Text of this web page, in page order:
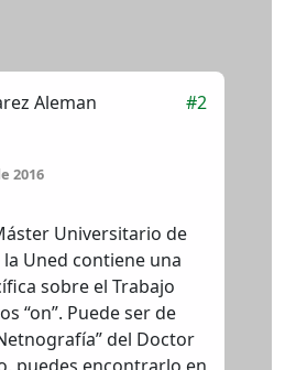
#2
Aleman
2016
Universitario de
Uned contiene una
sobre el Trabajo
“on”. Puede ser de
del Doctor